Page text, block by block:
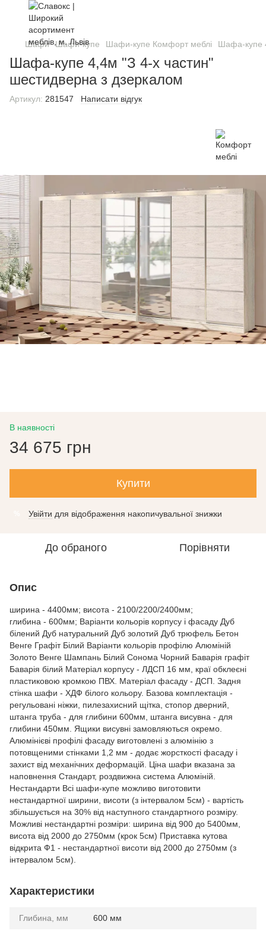
Шафи Шафи-купе Шафи-купе Комфорт меблі Шафа-купе
Шафа-купе 4,4м "З 4-х частин"
шестидверна з дзеркалом
Артикул: 281547 Написати відгук
В наявності
34 675 грн
Купити
Увійти для відображення накопичувальної знижки
До обраного Порівняти
Опис
ширина - 4400мм; висота - 2100/2200/2400мм;
глибина - 600мм; Варіанти кольорів корпусу і фасаду Дуб
білений Дуб натуральний Дуб золотий Дуб трюфель Бетон
Венге Графіт Білий Варіанти кольорів профілю Алюміній
Золото Венге Шампань Білий Сонома Чорний Баварія графіт
Баварія білий Матеріал корпусу - ЛДСП 16 мм, краї обклеєні
пластиковою кромкою ПВХ. Матеріал фасаду - ДСП. Задня
стінка шафи - ХДФ білого кольору. Базова комплектація -
регульовані ніжки, пилезахисний щітка, стопор дверний,
штанга труба - для глибини 600мм, штанга висувна - для
глибини 450мм. Ящики висувні замовляються окремо.
Алюмінієві профілі фасаду виготовлені з алюмінію з
потовщеними стінками 1,2 мм - додає жорсткості фасаду і
захист від механічних деформацій. Ціна шафи вказана за
наповнення Стандарт, роздвижна система Алюміній.
Нестандарти Всі шафи-купе можливо виготовити
нестандартної ширини, висоти (з інтервалом 5см) - вартість
збільшується на 30% від наступного стандартного розміру.
Можливі нестандартні розміри: ширина від 900 до 5400мм,
висота від 2000 до 2750мм (крок 5см) Приставка кутова
відкрита Ф1 - нестандартної висоти від 2000 до 2750мм (з
інтервалом 5см).
Характеристики
Глибина, мм 600 мм